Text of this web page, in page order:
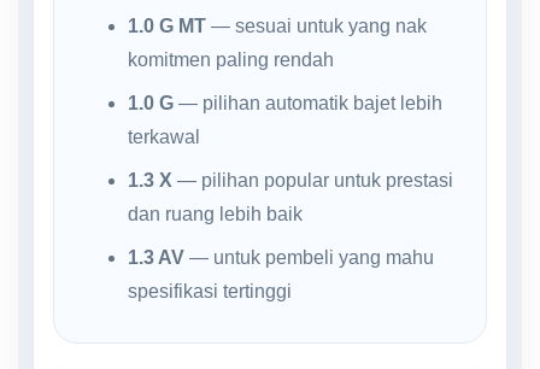
1.0 G MT— sesuai untuk yang nak
komitmen paling rendah
1.0 G— pilihan automatik bajet lebih
terkawal
1.3 X — pilihan popular untuk prestasi
dan ruang lebih baik
1.3 AV— untuk pembeli yang mahu
spesifikasi tertinggi